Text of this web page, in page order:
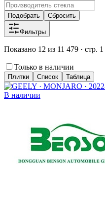
Подобрать Сбросить
Фильтры
Показано 12 из 11 479 · стр.
Только в наличии
Плитки Список Таблица
В наличии